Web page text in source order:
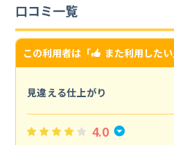
口コミ一覧
この利用者は「 また利用したい
見違える仕上がり
4.0